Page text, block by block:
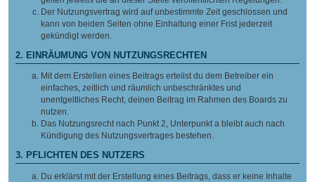
Der Nutzungsvertrag wird auf unbestimmte Zeit geschlossen und
kann von beiden Seiten ohne Einhaltung einer Frist jederzeit
gekündigt werden.
2. EINRÄUMUNG VON NUTZUNGSRECHTEN
Mit dem Erstellen eines Beitrags erteilst du dem Betreiber ein
einfaches, zeitlich und räumlich unbeschränktes und
unentgeltliches Recht, deinen Beitrag im Rahmen des Boards zu
nutzen.
Das Nutzungsrecht nach Punkt 2, Unterpunkt a bleibt auch nach
Kündigung des Nutzungsvertrages bestehen.
3. PFLICHTEN DES NUTZERS
Du erklärst mit der Erstellung eines Beitrags, dass er keine Inhalte